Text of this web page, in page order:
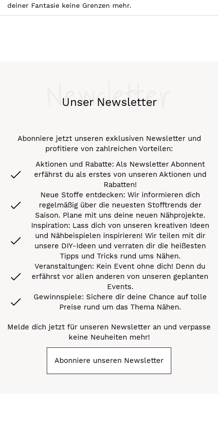
deiner Fantasie keine Grenzen mehr.
Unser Newsletter
Newsletter
Abonniere jetzt unseren exklusiven Newsletter und
profitiere von zahlreichen Vorteilen:
Aktionen und Rabatte: Als Newsletter Abonnent
erfährst du als erstes von unseren Aktionen und
Rabatten!
Neue Stoffe entdecken: Wir informieren dich
regelmäßig über die neuesten Stofftrends der
Saison. Plane mit uns deine neuen Nähprojekte.
Inspiration: Lass dich von unseren kreativen Ideen
und Nähbeispielen inspirieren! Wir teilen mit dir
unsere DIY-Ideen und verraten dir die heißesten
Tipps und Tricks rund ums Nähen.
Veranstaltungen: Kein Event ohne dich! Denn du
erfährst vor allen anderen von unseren geplanten
Events.
Gewinnspiele: Sichere dir deine Chance auf tolle
Preise rund um das Thema Nähen.
Melde dich jetzt für unseren Newsletter an und verpasse
keine Neuheiten mehr!
Abonniere unseren Newsletter